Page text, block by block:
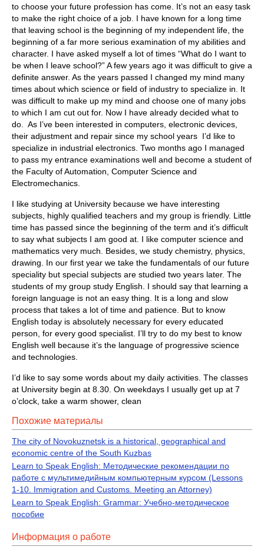
to choose your future profession has come. It’s not an easy task
to make the right choice of a job. I have known for a long time
that leaving school is the beginning of my independent life, the
beginning of a far more serious examination of my abilities and
character. I have asked myself a lot of times “What do I want to
be when I leave school?” A few years ago it was difficult to give a
definite answer. As the years passed I changed my mind many
times about which science or field of industry to specialize in. It
was difficult to make up my mind and choose one of many jobs
to which I am cut out for. Now I have already decided what to
do. As I’ve been interested in computers, electronic devices,
their adjustment and repair since my school years I’d like to
specialize in industrial electronics. Two months ago I managed
to pass my entrance examinations well and become a student of
the Faculty of Automation, Computer Science and
Electromechanics.
I like studying at University because we have interesting
subjects, highly qualified teachers and my group is friendly. Little
time has passed since the beginning of the term and it’s difficult
to say what subjects I am good at. I like computer science and
mathematics very much. Besides, we study chemistry, physics,
drawing. In our first year we take the fundamentals of our future
speciality but special subjects are studied two years later. The
students of my group study English. I should say that learning a
foreign language is not an easy thing. It is a long and slow
process that takes a lot of time and patience. But to know
English today is absolutely necessary for every educated
person, for every good specialist. I’ll try to do my best to know
English well because it’s the language of progressive science
and technologies.
I’d like to say some words about my daily activities. The classes
at University begin at 8.30. On weekdays I usually get up at 7
o’clock, take a warm shower, clean
Похожие материалы
The city of Novokuznetsk is a historical, geographical and
economic centre of the South Kuzbas
Learn to Speak English: Методические рекомендации по
работе с мультимедийным компьютерным курсом (Lessons
1-10. Immigration and Customs. Meeting an Attorney)
Learn to Speak English: Grammar: Учебно-методическое
пособие
Информация о работе